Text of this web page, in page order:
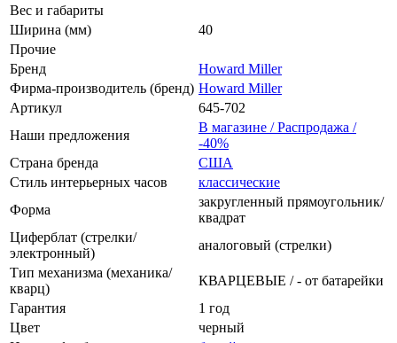
Вес и габариты
Ширина (мм)
40
Прочие
Бренд
Howard Miller
Фирма-производитель (бренд) Howard Miller
Артикул
645-702
Наши предложения
В магазине / Распродажа /
-40%
Страна бренда
США
Стиль интерьерных часов
классические
Форма
закругленный прямоугольник/
квадрат
Циферблат (стрелки/
электронный)
аналоговый (стрелки)
Тип механизма (механика/
кварц)
КВАРЦЕВЫЕ / - от батарейки
Гарантия
1 год
Цвет
черный